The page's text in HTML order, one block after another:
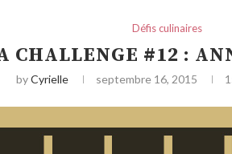
Défis culinaires
CHALLENGE #12 :
byCyrielle septembre 16, 2015